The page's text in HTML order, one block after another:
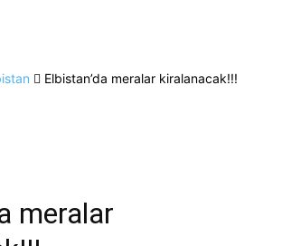
Elbistan’da meralar kiralanacak!!!
meralar